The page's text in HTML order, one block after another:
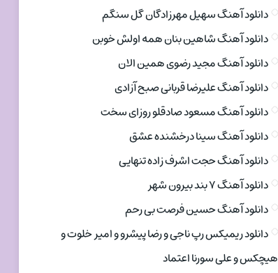
دانلود آهنگ سهیل مهرزادگان گل سنگم
دانلود آهنگ شاهین بنان همه اولش خوبن
دانلود آهنگ مجید رضوی همین الان
دانلود آهنگ علیرضا قربانی صبح آزادی
دانلود آهنگ مسعود صادقلو روزای سخت
دانلود آهنگ سینا درخشنده عشق
دانلود آهنگ حجت اشرف زاده تنهایی
دانلود آهنگ ۷ بند بیرون شهر
دانلود آهنگ حسین فرصت بی رحم
دانلود ریمیکس رپ ناجی و رضا پیشرو و امیر خلوت و
هیچکس و علی سورنا اعتماد